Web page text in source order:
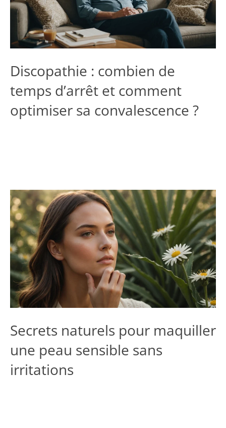
Discopathie : combien de
temps d’arrêt et comment
optimiser sa convalescence ?
Secrets naturels pour maquiller
une peau sensible sans
irritations